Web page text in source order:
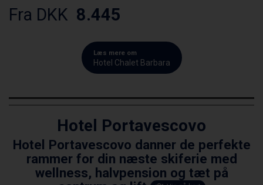
Fra DKK 8.445
Læs mere om
Hotel Chalet Barbara
Hotel Portavescovo
Hotel Portavescovo danner de perfekte
rammer for din næste skiferie med
wellness, halvpension og tæt på